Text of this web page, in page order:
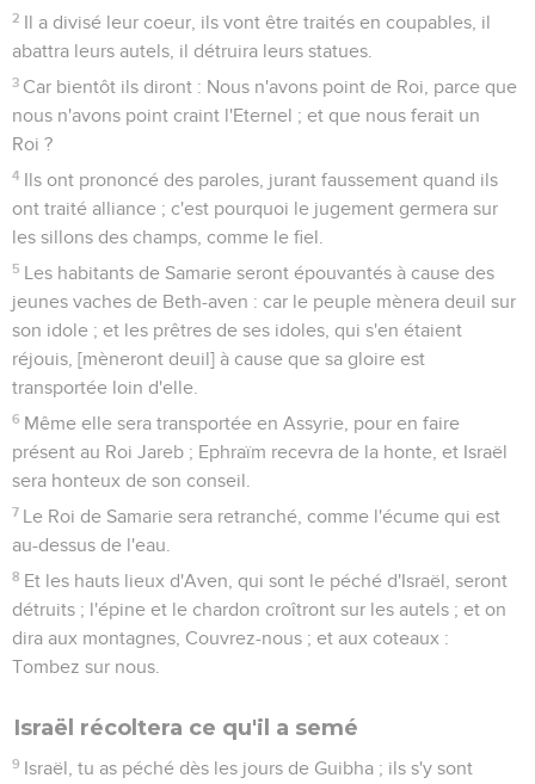
2 Il a divisé leur coeur, ils vont être traités en coupables, il
abattra leurs autels, il détruira leurs statues.
3 Car bientôt ils diront : Nous n'avons point de Roi, parce que
nous n'avons point craint l'Eternel ; et que nous ferait un
Roi ?
4 Ils ont prononcé des paroles, jurant faussement quand ils
ont traité alliance ; c'est pourquoi le jugement germera sur
les sillons des champs, comme le fiel.
5 Les habitants de Samarie seront épouvantés à cause des
jeunes vaches de Beth-aven : car le peuple mènera deuil sur
son idole ; et les prêtres de ses idoles, qui s'en étaient
réjouis, [mèneront deuil] à cause que sa gloire est
transportée loin d'elle.
6 Même elle sera transportée en Assyrie, pour en faire
présent au Roi Jareb ; Ephraïm recevra de la honte, et Israël
sera honteux de son conseil.
7 Le Roi de Samarie sera retranché, comme l'écume qui est
au-dessus de l'eau.
8 Et les hauts lieux d'Aven, qui sont le péché d'Israël, seront
détruits ; l'épine et le chardon croîtront sur les autels ; et on
dira aux montagnes, Couvrez-nous ; et aux coteaux :
Tombez sur nous.
Israël récoltera ce qu'il a semé
9 Israël, tu as péché dès les jours de Guibha ; ils s'y sont